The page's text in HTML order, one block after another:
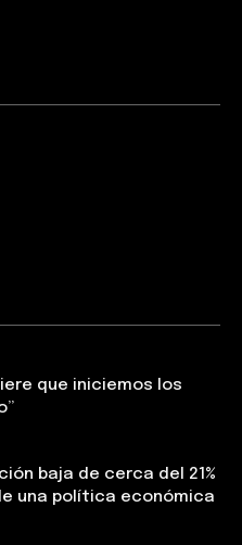
que iniciemos los
baja de cerca del 21%
una política económica